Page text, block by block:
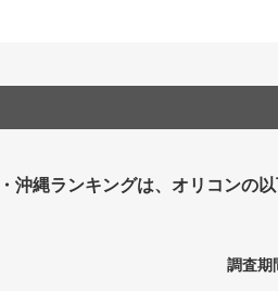
沖縄ランキングは、オリコンの
調査期